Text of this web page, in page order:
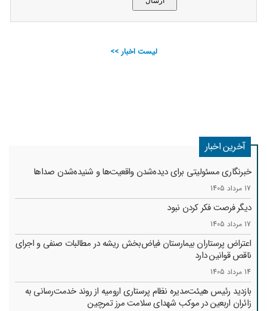
لیست اخبار >>
آخرین اخبار
خبرنگاری مسئولیتی برای دیده‌شدن واقعیت‌ها و شنیده‌شدن صداها
17 مرداد 1405
دیگر فرصت فکر کردن نبود
17 مرداد 1405
اعتراض پرستاران بیمارستان فیاض‌بخش ریشه در مطالبات صنفی و اجرای
ناقص قوانین دارد
14 مرداد 1405
بازدید رئیس هیئت‌مدیره نظام پرستاری ارومیه از روند خدمت‌رسانی به
زائران اربعین در موکب شهدای سلامت مرز تمرچین